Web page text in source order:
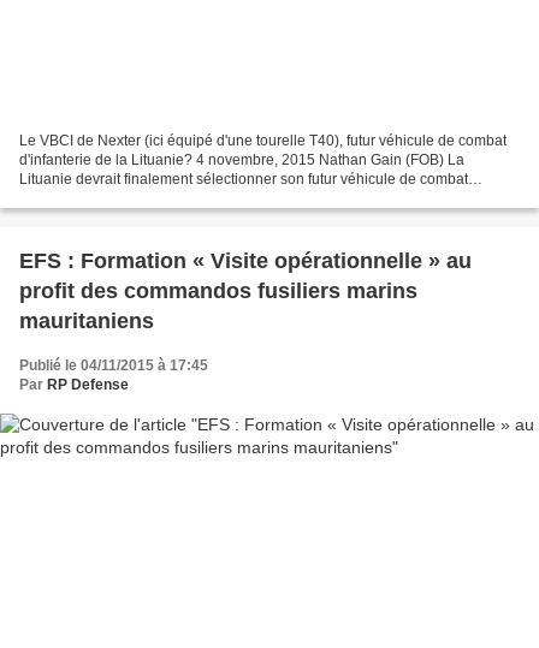
Le VBCI de Nexter (ici équipé d'une tourelle T40), futur véhicule de combat
d'infanterie de la Lituanie? 4 novembre, 2015 Nathan Gain (FOB) La
Lituanie devrait finalement sélectionner son futur véhicule de combat
EFS : Formation « Visite opérationnelle » au
profit des commandos fusiliers marins
mauritaniens
Publié le 04/11/2015 à 17:45
Par RP Defense